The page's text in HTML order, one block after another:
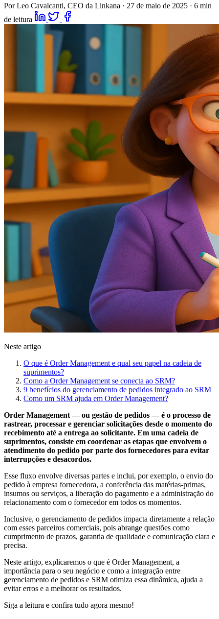
Por Leo Cavalcanti, CEO da Linkana · 27 de maio de 2025 · 6 min
de leitura
Neste artigo
O que é Order Management e qual seu papel na cadeia de
suprimentos?
Como a Order Management se conecta ao SRM?
9 benefícios do gerenciamento de pedidos integrado ao SRM
Como um SRM ajuda em Order Management?
Order Management — ou gestão de pedidos — é o processo de
rastrear, processar e gerenciar solicitações desde o momento do
recebimento até a entrega ao solicitante. Em uma cadeia de
suprimentos, consiste em coordenar as etapas que envolvem o
atendimento do pedido por parte dos fornecedores para evitar
interrupções e desacordos.
Esse fluxo envolve diversas partes e inclui, por exemplo, o envio do
pedido à empresa fornecedora, a conferência das matérias-primas,
insumos ou serviços, a liberação do pagamento e a administração do
relacionamento com o fornecedor em todos os momentos.
Inclusive, o gerenciamento de pedidos impacta diretamente a relação
com esses parceiros comerciais, pois abrange questões como
cumprimento de prazos, garantia de qualidade e comunicação clara e
precisa.
Neste artigo, explicaremos o que é Order Management, a
importância para o seu negócio e como a integração entre
gerenciamento de pedidos e SRM otimiza essa dinâmica, ajuda a
evitar erros e a melhorar os resultados.
Siga a leitura e confira tudo agora mesmo!